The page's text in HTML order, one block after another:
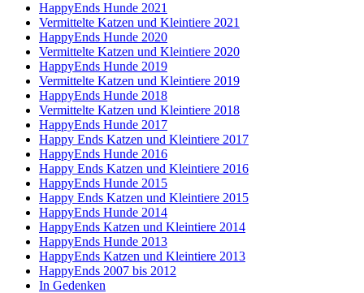
HappyEnds Hunde 2021
Vermittelte Katzen und Kleintiere 2021
HappyEnds Hunde 2020
Vermittelte Katzen und Kleintiere 2020
HappyEnds Hunde 2019
Vermittelte Katzen und Kleintiere 2019
HappyEnds Hunde 2018
Vermittelte Katzen und Kleintiere 2018
HappyEnds Hunde 2017
Happy Ends Katzen und Kleintiere 2017
HappyEnds Hunde 2016
Happy Ends Katzen und Kleintiere 2016
HappyEnds Hunde 2015
Happy Ends Katzen und Kleintiere 2015
HappyEnds Hunde 2014
HappyEnds Katzen und Kleintiere 2014
HappyEnds Hunde 2013
HappyEnds Katzen und Kleintiere 2013
HappyEnds 2007 bis 2012
In Gedenken